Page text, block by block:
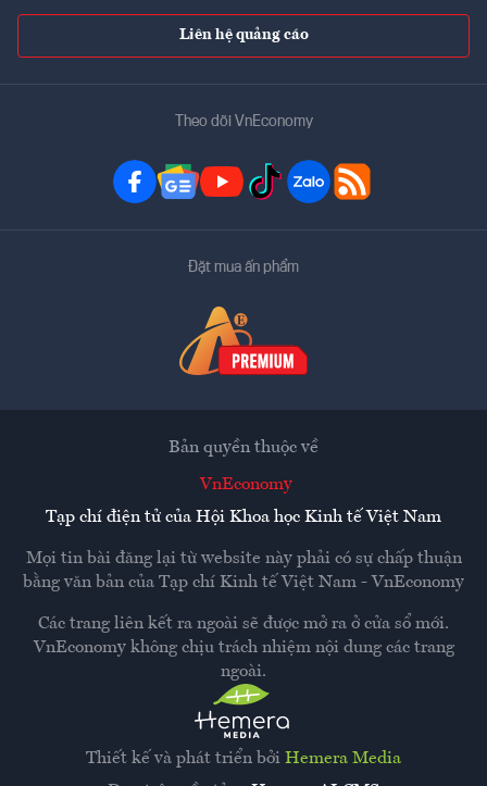
Liên hệ quảng cáo
Theo dõi VnEconomy
Đặt mua ấn phẩm
Thiết kế và phát triển bởi Hemera Media
Bản quyền thuộc về
VnEconomy
Tạp chí điện tử của Hội Khoa học Kinh tế Việt Nam
Mọi tin bài đăng lại từ website này phải có sự chấp thuận
bằng văn bản của Tạp chí Kinh tế Việt Nam - VnEconomy
Các trang liên kết ra ngoài sẽ được mở ra ở cửa sổ mới.
VnEconomy không chịu trách nhiệm nội dung các trang
ngoài.